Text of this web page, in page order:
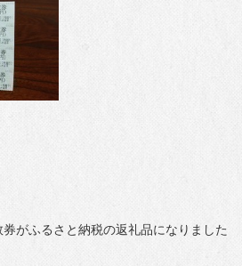
がふるさと納税の返礼品になりました